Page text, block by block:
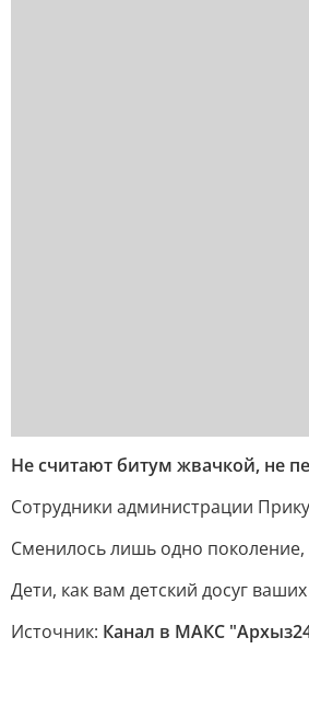
Не считают битум жвачкой, не
Сотрудники администрации
Сменилось лишь одно поколение,
Дети, как вам детский досуг
Источник: Канал в МАКС